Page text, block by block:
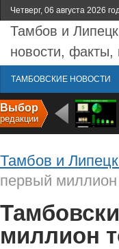
Четверг, 06 августа 2026
Тамбов и
новости, факты,
ТАМБОВСКИЕ НОВОСТИ
Выбор
редакции
Тамбов и
первый миллион
миллион